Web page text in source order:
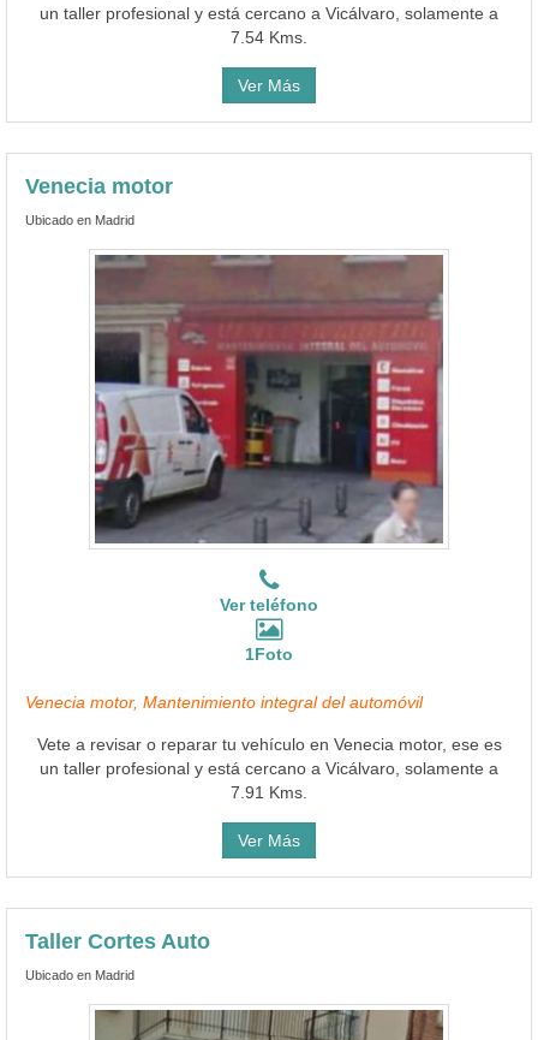
un taller profesional y está cercano a Vicálvaro, solamente a
7.54 Kms.
Ver Más
Venecia motor
Ubicado en Madrid
Ver teléfono
1Foto
Venecia motor, Mantenimiento integral del automóvil
Vete a revisar o reparar tu vehículo en Venecia motor, ese es
un taller profesional y está cercano a Vicálvaro, solamente a
7.91 Kms.
Ver Más
Taller Cortes Auto
Ubicado en Madrid